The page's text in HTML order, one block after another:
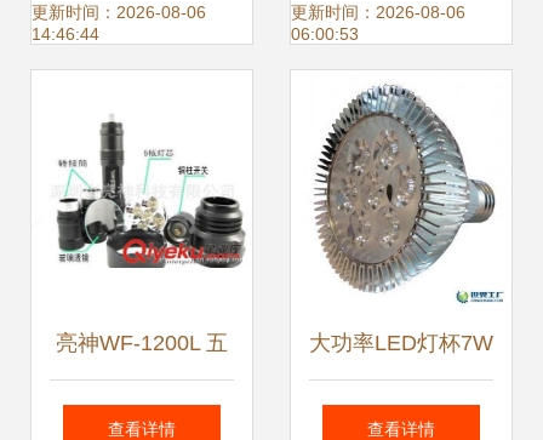
效光学的完美结合
更新时间：2026-08-06
14:46:44
与微波透镜视角
更新时间：2026-08-06
06:00:53
亮神WF-1200L 五
灯LED强光远射手
查看详情
大功率LED灯杯7W
透镜定制方案 连体
查看详情